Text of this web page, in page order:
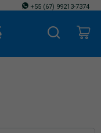
+55 (67) 99213-7374